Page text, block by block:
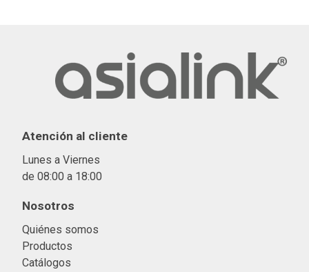
Atención al cliente
Lunes a Viernes
de 08:00 a 18:00
Nosotros
Quiénes somos
Productos
Catálogos